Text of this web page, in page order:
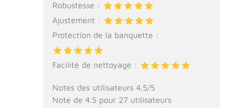
Robustesse :
Ajustement :
Protection de la banquette :
Facilité de nettoyage :
Notes des utilisateurs 4.5/5
Note de 4.5 pour 27 utilisateurs